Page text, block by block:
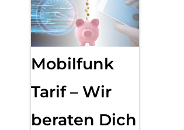
Mobilfunk
Tarif – Wir
beraten Dich